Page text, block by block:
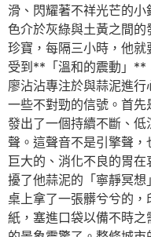
滑、閃耀著不祥光芒的
色介於灰綠與土黃之間
珍寶，每隔三小時，他
受到**「溫和的震動」**
廖沾沾專注於與蒜泥進
一些不對勁的信號。首
發出了一個持續不斷、
聲。這聲音不是引擎聲
巨大的、消化不良的胃
擾了他蒜泥的「寧靜冥
桌上拿了一張髒兮兮的
紙，塞進口袋以備不時